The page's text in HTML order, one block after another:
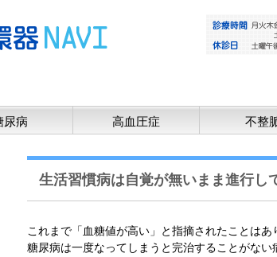
尿病 高血圧症 不整
生活習慣病は自覚が無いまま進行し
これまで「血糖値が高い」と指摘されたことはあ
糖尿病は一度なってしまうと完治することがない